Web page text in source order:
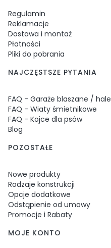
Regulamin
Reklamacje
Dostawa i montaż
Płatności
Pliki do pobrania
NAJCZĘSTSZE PYTANIA
FAQ - Garaże blaszane / hale
FAQ - Wiaty śmietnikowe
FAQ - Kojce dla psów
Blog
POZOSTAŁE
Nowe produkty
Rodzaje konstrukcji
Opcje dodatkowe
Odstąpienie od umowy
Promocje i Rabaty
MOJE KONTO